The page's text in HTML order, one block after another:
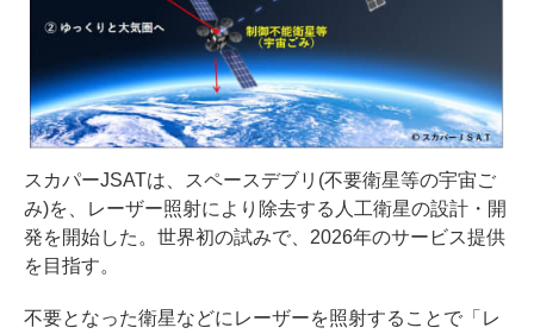
スカパーJSATは、スペースデブリ(不要衛星等の宇宙ご
み)を、レーザー照射により除去する人工衛星の設計・開
発を開始した。世界初の試みで、2026年のサービス提供
を目指す。
不要となった衛星などにレーザーを照射することで「レ